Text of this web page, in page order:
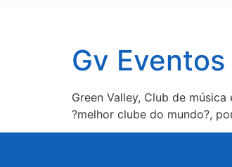
Gv
Green Valley, Club de
?melhor clube do mundo?,